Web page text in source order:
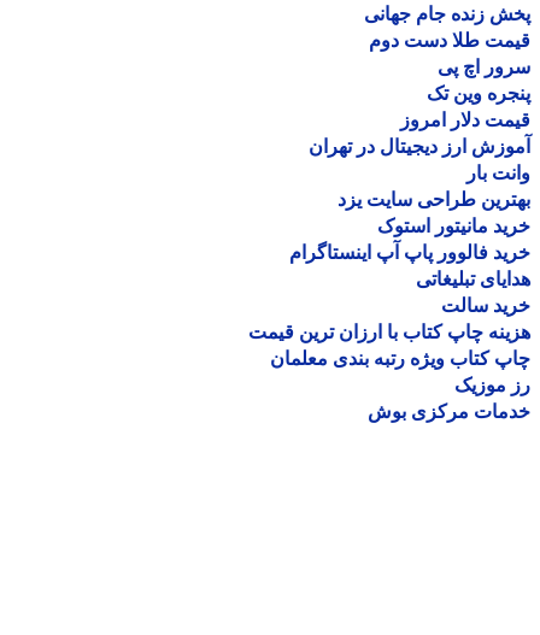
زنده جام جهانی
طلا دست دوم
اچ پی
وین تک
دلار امروز
ارز دیجیتال در تهران
بار
طراحی سایت یزد
مانیتور استوک
فالوور پاپ آپ اینستاگرام
تبلیغاتی
سالت
چاپ کتاب با ارزان ترین قیمت
کتاب ویژه رتبه بندی معلمان
موزیک
مرکزی بوش